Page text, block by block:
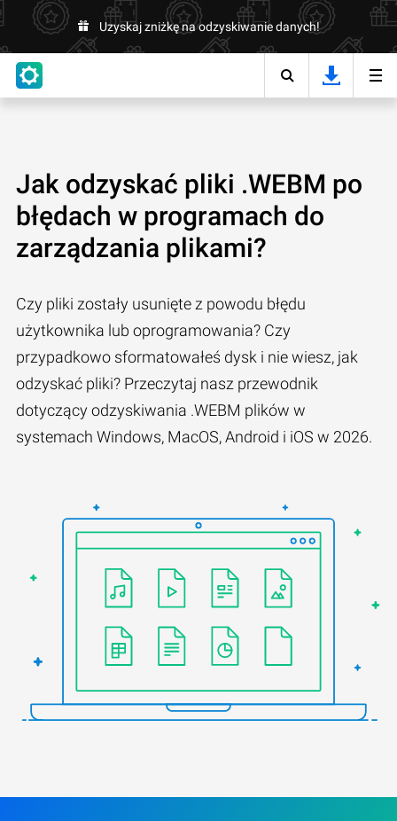
Uzyskaj zniżkę na odzyskiwanie danych!
Jak odzyskać pliki .WEBM po
błędach w programach do
zarządzania plikami?
Czy pliki zostały usunięte z powodu błędu
użytkownika lub oprogramowania? Czy
przypadkowo sformatowałeś dysk i nie wiesz, jak
odzyskać pliki? Przeczytaj nasz przewodnik
dotyczący odzyskiwania .WEBM plików w
systemach Windows, MacOS, Android i iOS w 2026.